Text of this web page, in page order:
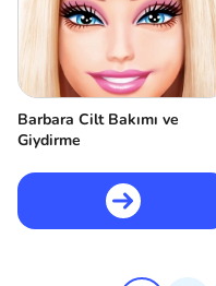
Barbara Cilt Bakımı ve
Giydirme